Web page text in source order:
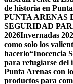
de historia en
PUNTA ARENAS
SEGURIDAD
2026Invernadas
como solo los
hacerlo“Inocencia
para refugiarse del
Punta Arenas con
productos para